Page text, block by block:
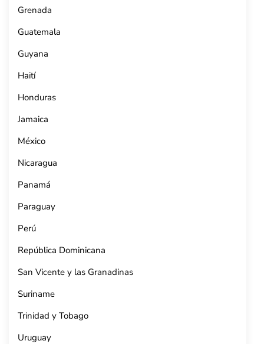
Grenada
Guatemala
Guyana
Haití
Honduras
Jamaica
México
Nicaragua
Panamá
Paraguay
Perú
República Dominicana
San Vicente y las Granadinas
Suriname
Trinidad y Tobago
Uruguay